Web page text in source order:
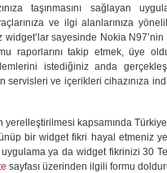
taşınmasını sağlayan
ve ilgi alanlarınıza
sayesinde Nokia N97’nin
raporlarını takip etmek, üye
istediğiniz anda
ve içerikleri cihazınıza
kapsamında
bir widget fikri hayal etmeniz
ya da widget fikrinizi 30
sayfası üzerinden ilgili formu